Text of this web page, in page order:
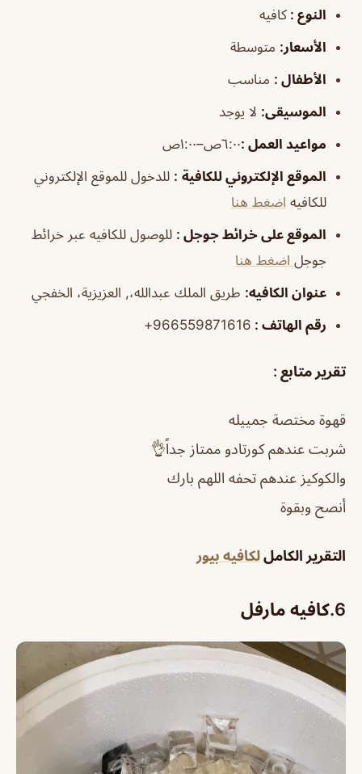
النوع : كافيه
الأسعار: متوسطة
الأطفال : مناسب
الموسيقى: لا يوجد
مواعيد العمل :٦:٠٠ص–١:٠٠ص
الموقع الإلكتروني للكافية : للدخول للموقع الإلكتروني
للكافيه اضغط هنا
الموقع على خرائط جوجل : للوصول للكافيه عبر خرائط
جوجل اضغط هنا
عنوان الكافيه: طريق الملك عبدالله،, العزيزية، الخفجي
رقم الهاتف : 966559871616+
تقرير متابع :
قهوة مختصة جمييله
شربت عندهم كورتادو ممتاز جداً👌
والكوكيز عندهم تحفه اللهم بارك
أنصح وبقوة
التقرير الكامللكافيه بيور
6. كافيه مارفل